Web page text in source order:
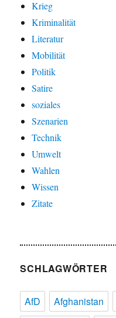
Krieg
Kriminalität
Literatur
Mobilität
Politik
Satire
soziales
Szenarien
Technik
Umwelt
Wahlen
Wissen
Zitate
SCHLAGWÖRTER
AfD Afghanistan